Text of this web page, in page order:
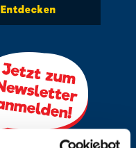
Entdecken